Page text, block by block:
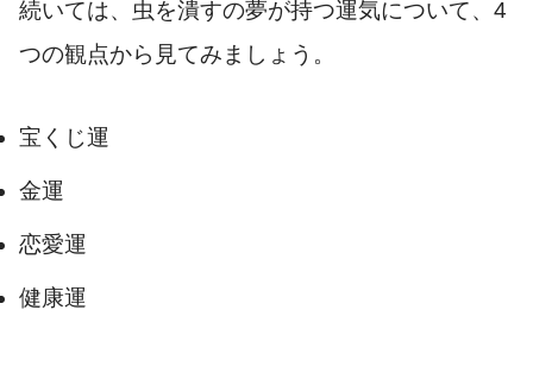
続いては、虫を潰すの夢が持つ運気について、4
つの観点から見てみましょう。
宝くじ運
金運
恋愛運
健康運